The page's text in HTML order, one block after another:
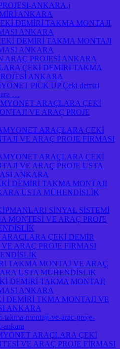
ANKARA.j
ANKARA
DEMİRİ TAKMA MONTAJI
ANKARA
DEMİRİ TAKMA MONTAJI
ANKARA
ARAÇ PROJESİ ANKARA
ÇEKİ DEMİRİ TAKMA
ANKARA
PICK UP Çeki demiri
…
ARAÇLARA ÇEKİ
VE ARAÇ PROJE
ARAÇLARA ÇEKİ
VE ARAÇ PROJE FİRMASI
ARAÇLARA ÇEKİ
VE ARAÇ PROJE USTA
ANKARA
DEMİRİ TAKMA MONTAJI
USTA MÜHENDİSLİK
SİNYAL SİSTEMİ
MONTESİ VE ARAÇ PROJE
ÇEKİ DEMİR
ARAÇ PROJE FİRMASI
TAKMA MONTAJ VE ARAÇ
USTA MÜHENDİSLİK
DEMİRİ TAKMA MONTAJI
ANKARA
DEMİRİ TKMA MONTAJI VE
ANKARA
takma-montaji-ve-arac-proje-
ankara
ARAÇLARA ÇEKİ
VE ARAÇ PROJE FİRMASI